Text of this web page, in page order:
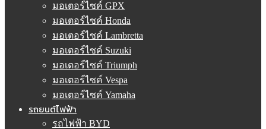
มอเตอร์ไซค์ GPX
มอเตอร์ไซค์ Honda
มอเตอร์ไซค์ Lambretta
มอเตอร์ไซค์ Suzuki
มอเตอร์ไซค์ Triumph
มอเตอร์ไซค์ Vespa
มอเตอร์ไซค์ Yamaha
รถยนต์ไฟฟ้า
รถไฟฟ้า BYD